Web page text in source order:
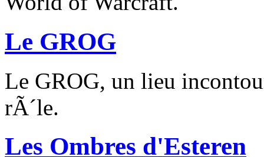
Le GROG
Le GROG, un lieu
rÃ´le.
Les Ombres d'Esteren